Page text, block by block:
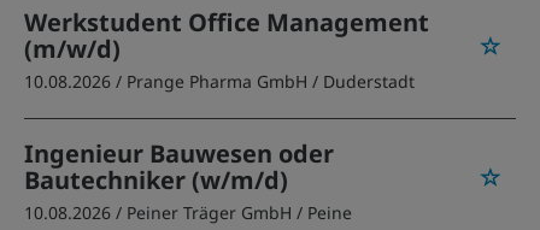
Werkstudent Office Management
(m/w/d)
10.08.2026 / Prange Pharma GmbH / Duderstadt
Ingenieur Bauwesen oder
Bautechniker (w/m/d)
10.08.2026 / Peiner Träger GmbH / Peine